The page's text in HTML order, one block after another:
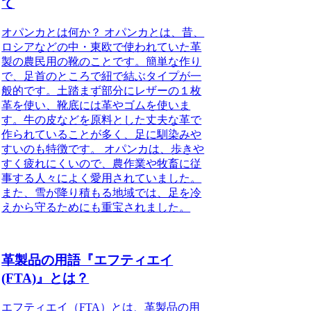
て
オパンカとは何か？ オパンカとは、昔、
ロシアなどの中・東欧で使われていた革
製の農民用の靴のことです。簡単な作り
で、足首のところで紐で結ぶタイプが一
般的です。土踏まず部分にレザーの１枚
革を使い、靴底には革やゴムを使いま
す。牛の皮などを原料とした丈夫な革で
作られていることが多く、足に馴染みや
すいのも特徴です。 オパンカは、歩きや
すく疲れにくいので、農作業や牧畜に従
事する人々によく愛用されていました。
また、雪が降り積もる地域では、足を冷
えから守るためにも重宝されました。
革製品の用語『エフティエイ
(FTA)』とは？
エフティエイ（FTA）とは、革製品の用